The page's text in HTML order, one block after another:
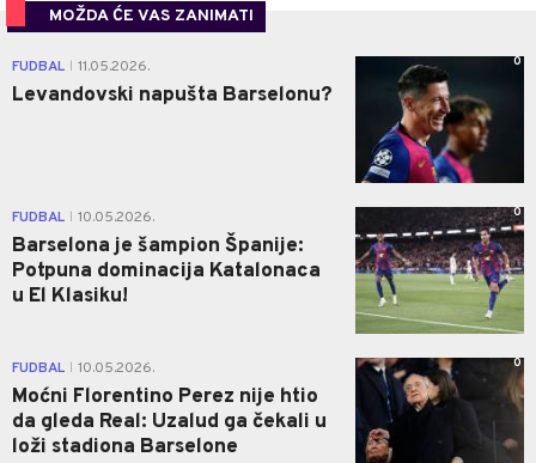
MOŽDA ĆE VAS ZANIMATI
FUDBAL 11.05.2026.
Levandovski napušta Barselonu?
0
FUDBAL 10.05.2026.
Barselona je šampion Španije:
Potpuna dominacija Katalonaca
u El Klasiku!
0
FUDBAL 10.05.2026.
Moćni Florentino Perez nije htio
da gleda Real: Uzalud ga čekali u
loži stadiona Barselone
0